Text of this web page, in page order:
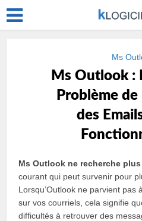
Ms
Ms Outlook :
Problème
des
Ms Outlook ne recherche
courant qui peut survenir pour
Lorsqu’Outlook ne parvient pas
sur vos courriels, cela signifie
difficultés à retrouver des